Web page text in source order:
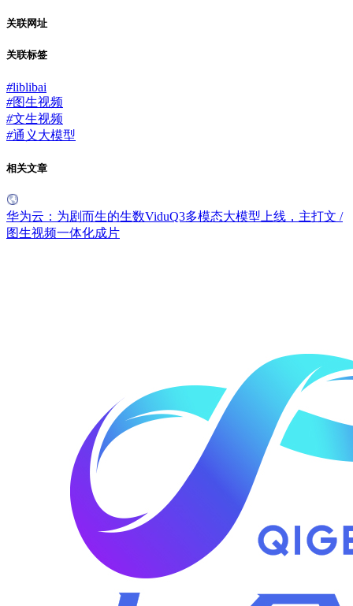
关联网址
关联标签
#liblibai
#图生视频
#文生视频
#通义大模型
相关文章
华为云：为剧而生的生数ViduQ3多模态大模型上线，主打文 /
图生视频一体化成片